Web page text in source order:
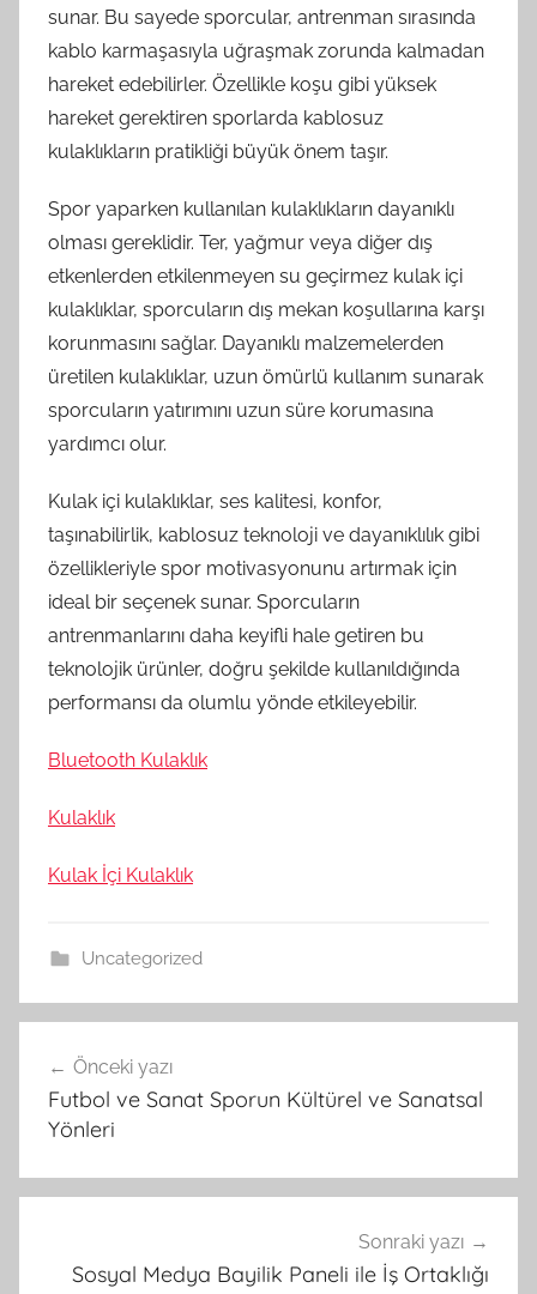
sunar. Bu sayede sporcular, antrenman sırasında
kablo karmaşasıyla uğraşmak zorunda kalmadan
hareket edebilirler. Özellikle koşu gibi yüksek
hareket gerektiren sporlarda kablosuz
kulaklıkların pratikliği büyük önem taşır.
Spor yaparken kullanılan kulaklıkların dayanıklı
olması gereklidir. Ter, yağmur veya diğer dış
etkenlerden etkilenmeyen su geçirmez kulak içi
kulaklıklar, sporcuların dış mekan koşullarına karşı
korunmasını sağlar. Dayanıklı malzemelerden
üretilen kulaklıklar, uzun ömürlü kullanım sunarak
sporcuların yatırımını uzun süre korumasına
yardımcı olur.
Kulak içi kulaklıklar, ses kalitesi, konfor,
taşınabilirlik, kablosuz teknoloji ve dayanıklılık gibi
özellikleriyle spor motivasyonunu artırmak için
ideal bir seçenek sunar. Sporcuların
antrenmanlarını daha keyifli hale getiren bu
teknolojik ürünler, doğru şekilde kullanıldığında
performansı da olumlu yönde etkileyebilir.
Bluetooth Kulaklık
Kulaklık
Kulak İçi Kulaklık
Uncategorized
gezinmesi
Önceki yazı
Futbol ve Sanat Sporun Kültürel ve Sanatsal
Yönleri
Sonraki yazı
Sosyal Medya Bayilik Paneli ile İş Ortaklığı